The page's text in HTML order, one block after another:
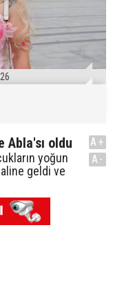
Abla'sı oldu
yoğun
geldi ve
A+
A-